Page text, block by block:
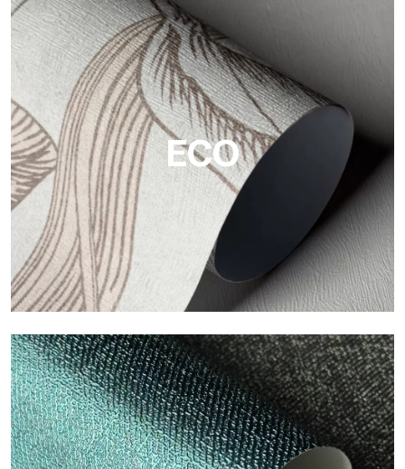
Vinilo
Los acabados vinílicos de los papeles pintados de
Tecnografica ofrecen superficies resistentes, texturizadas y
visualmente sofisticadas.
ECO
ECO
Eco de Tecnografica es el papel pintado ecológico de fibra de
celulosa: soporte sostenible, sin PVC, con colores claros y de
alta calidad.